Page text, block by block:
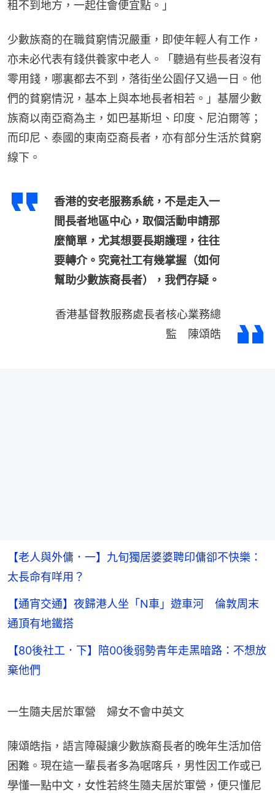
租不到地方，一起住會便宜點。」
少數族裔的在職貧窮情況嚴重，即使年輕人有工作，
亦未必代表有錢供養家中老人。「聽過有些長者沒有
零用錢，哪裏都去不到，落街坐公園仔又過一日。他
們的貧窮情況，基本上與本地長者相若。」基層少數
族裔以南亞裔為主，如巴基斯坦、印度、尼泊爾等；
而印尼、泰國的東南亞裔長者，亦有部分生活於貧窮
線下。
香港的安老服務系統，不是走入一
間長者地區中心，取個活動申請那
麼簡單，尤其想要長期護理，往往
要轉介。究竟社工有幾掌握（如何
幫助少數族裔長者），我們存疑。
香港基督教服務處長者核心業務總
監 陳頌皓
【老人與外傭．一】九旬獨居婆婆聘印傭卻不快樂：
太長命有咩用？
【通宵交通】夜歸港人坐「N車」遊車河 倫敦周末
通頂有地鐵搭
【80後社工．下】陪00後弱勢青年走黑暗路：不想放
棄他們
一生隨夫居於軍營　婦女不會中英文
陳頌皓指，語言障礙讓少數族裔長者的晚年生活加倍
困難。現在這一輩長者多為啹喀兵，男性因工作或已
學懂一點中文，女性若終生隨夫居於軍營，便只懂尼